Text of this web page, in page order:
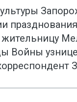
жительницу
Войны